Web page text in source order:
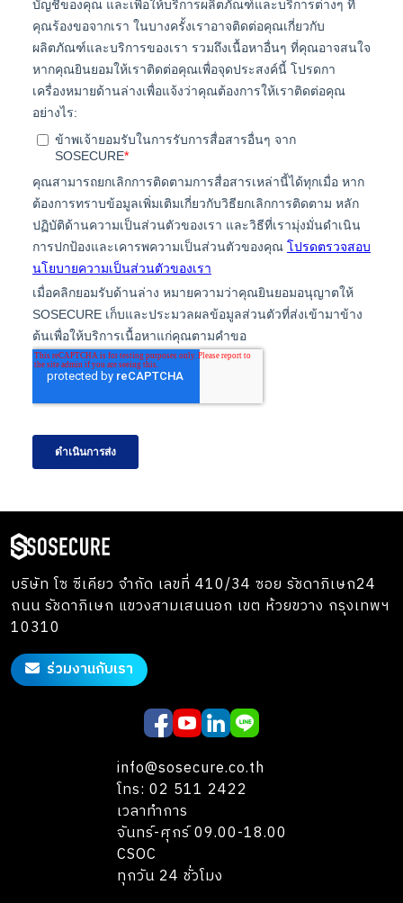
บริษัท โซ ซีเคียว จำกัด เลขที่ 410/34 ซอย รัชดาภิเษก24
ถนน รัชดาภิเษก แขวงสามเสนนอก เขต ห้วยขวาง กรุงเทพฯ
10310
ร่วมงานกับเรา
info@sosecure.co.th
โทร: 02 511 2422
เวลาทำการ
จันทร์-ศุกร์ 09.00-18.00
CSOC
ทุกวัน 24 ชั่วโมง